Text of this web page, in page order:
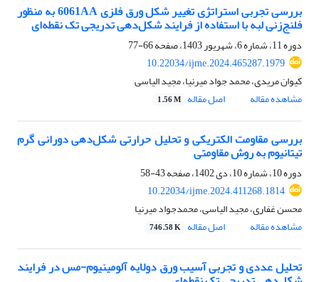
بررسی تجربی استراتژی تغییر شکل ورق فلزی 6061AA به منظور
فلنج‌زنی لبه با استفاده از فرایند شکل‌دهی تدریجی تک نقطه‌ای
دوره 11، شماره 6، شهریور 1403، صفحه
66-77
10.22034/ijme.2024.465287.1979
کیوان مریدی، محمد جواد میرنیا، مجید الیاسی
مشاهده مقاله
اصل مقاله 1.56 M
بررسی مقاومت الکتریکی و تحلیل حرارتی شکل‌دهی دورانی گرم
تیتانیوم به روش مقاومتی
دوره 10، شماره 10، دی 1402، صفحه
43-58
10.22034/ijme.2024.411268.1814
محسن غفاری، مجید الیاسی، محمدجواد میرنیا
مشاهده مقاله
اصل مقاله 746.58 K
تحلیل عددی و تجربی آسیب ورق دولایه آلومینیوم-مس در فرایند